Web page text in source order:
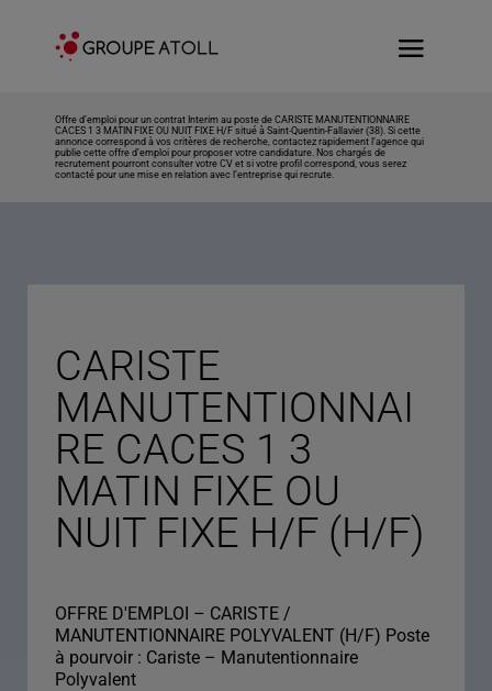
Offre d’emploi pour un contrat Interim au poste de CARISTE MANUTENTIONNAIRE
CACES 1 3 MATIN FIXE OU NUIT FIXE H/F situé à Saint-Quentin-Fallavier (38). Si cette
annonce correspond à vos critères de recherche, contactez rapidement l’agence qui
publie cette offre d’emploi pour proposer votre candidature. Nos chargés de
recrutement pourront consulter votre CV et si votre profil correspond, vous serez
contacté pour une mise en relation avec l’entreprise qui recrute.
CARISTE
MANUTENTIONNAI
RE CACES 1 3
MATIN FIXE OU
NUIT FIXE H/F (H/F)
OFFRE D'EMPLOI – CARISTE /
MANUTENTIONNAIRE POLYVALENT (H/F) Poste
à pourvoir : Cariste – Manutentionnaire
Polyvalent